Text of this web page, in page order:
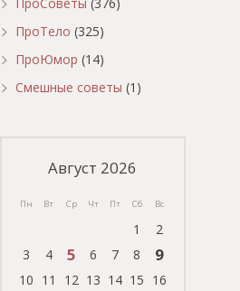
ПроТело (325)
ПроЮмор (14)
Смешные советы (1)
Август 2026
Пн Вт Ср Чт Пт Сб Вс
1
2
3
4 5 6 7 8 9
10 11 12 13 14 15 16